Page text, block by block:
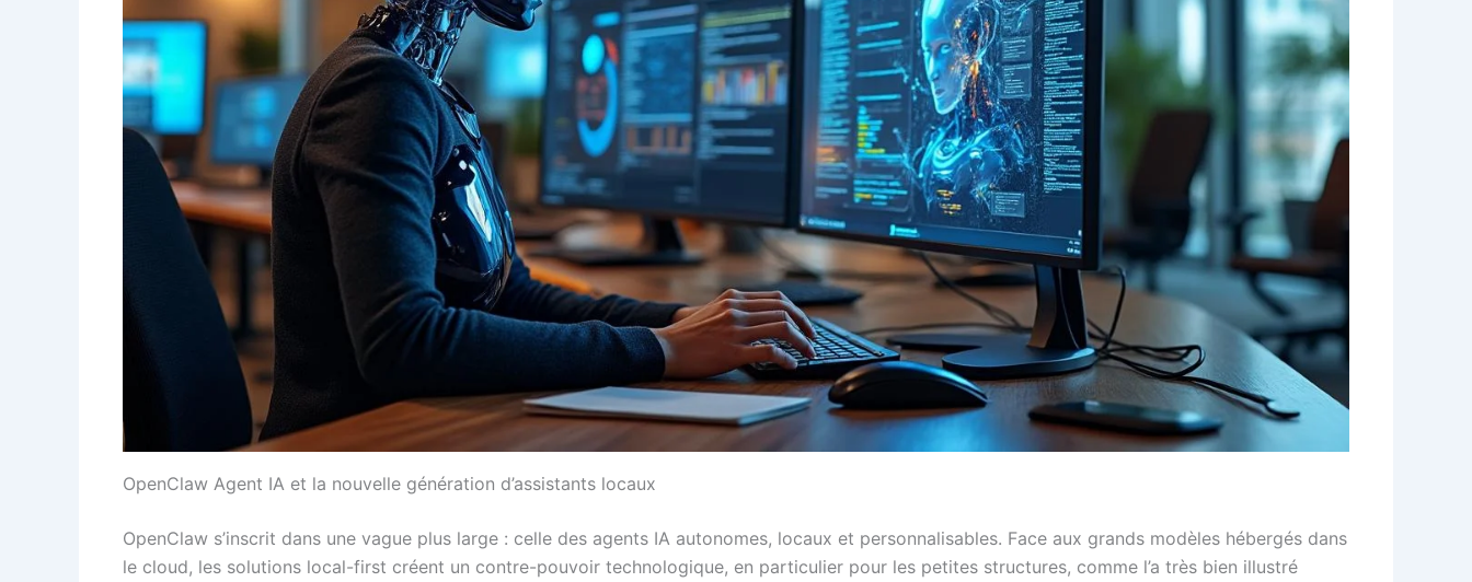
OpenClaw Agent IA et la nouvelle génération d’assistants locaux
OpenClaw s’inscrit dans une vague plus large : celle des agents IA autonomes, locaux et personnalisables. Face aux grands modèles hébergés dans
le cloud, les solutions local-first créent un contre-pouvoir technologique, en particulier pour les petites structures, comme l’a très bien illustré